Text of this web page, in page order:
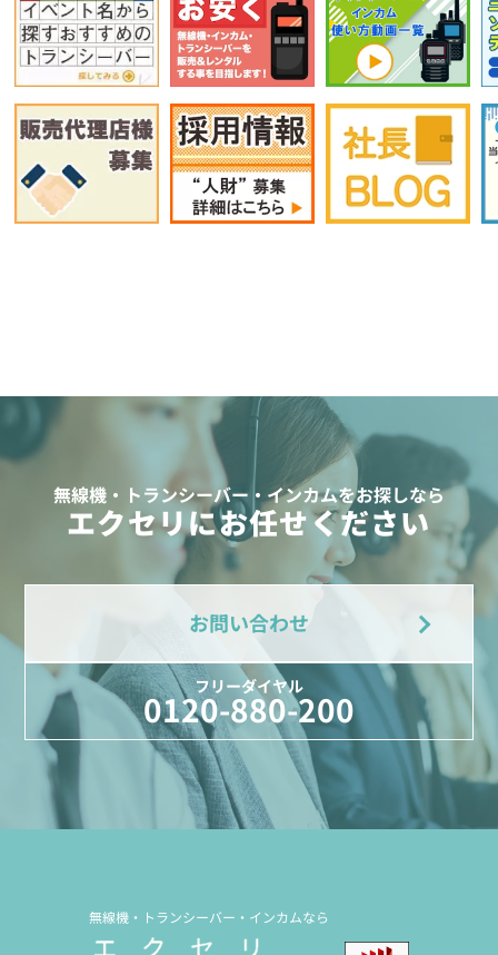
無線機・トランシーバー・インカムをお探しなら
エクセリにお任せください
お問い合わせ
フリーダイヤル
0120-880-200
無線機・トランシーバー・インカムなら